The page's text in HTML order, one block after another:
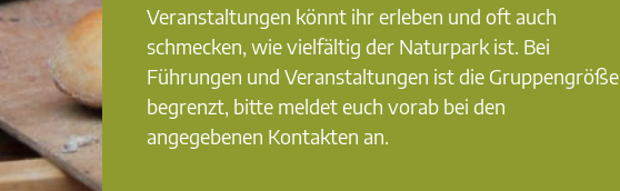
Veranstaltungen könnt ihr erleben und oft auch
schmecken, wie vielfältig der Naturpark ist. Bei
Führungen und Veranstaltungen ist die Gruppengröße
begrenzt, bitte meldet euch vorab bei den
angegebenen Kontakten an.